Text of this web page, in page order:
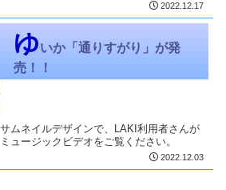
2022.12.17
ゆいか「通りすがり」が発
売！！
ムネイルデザインで、LAKI利用者さんが
ュージックビデオをご覧ください。
2022.12.03